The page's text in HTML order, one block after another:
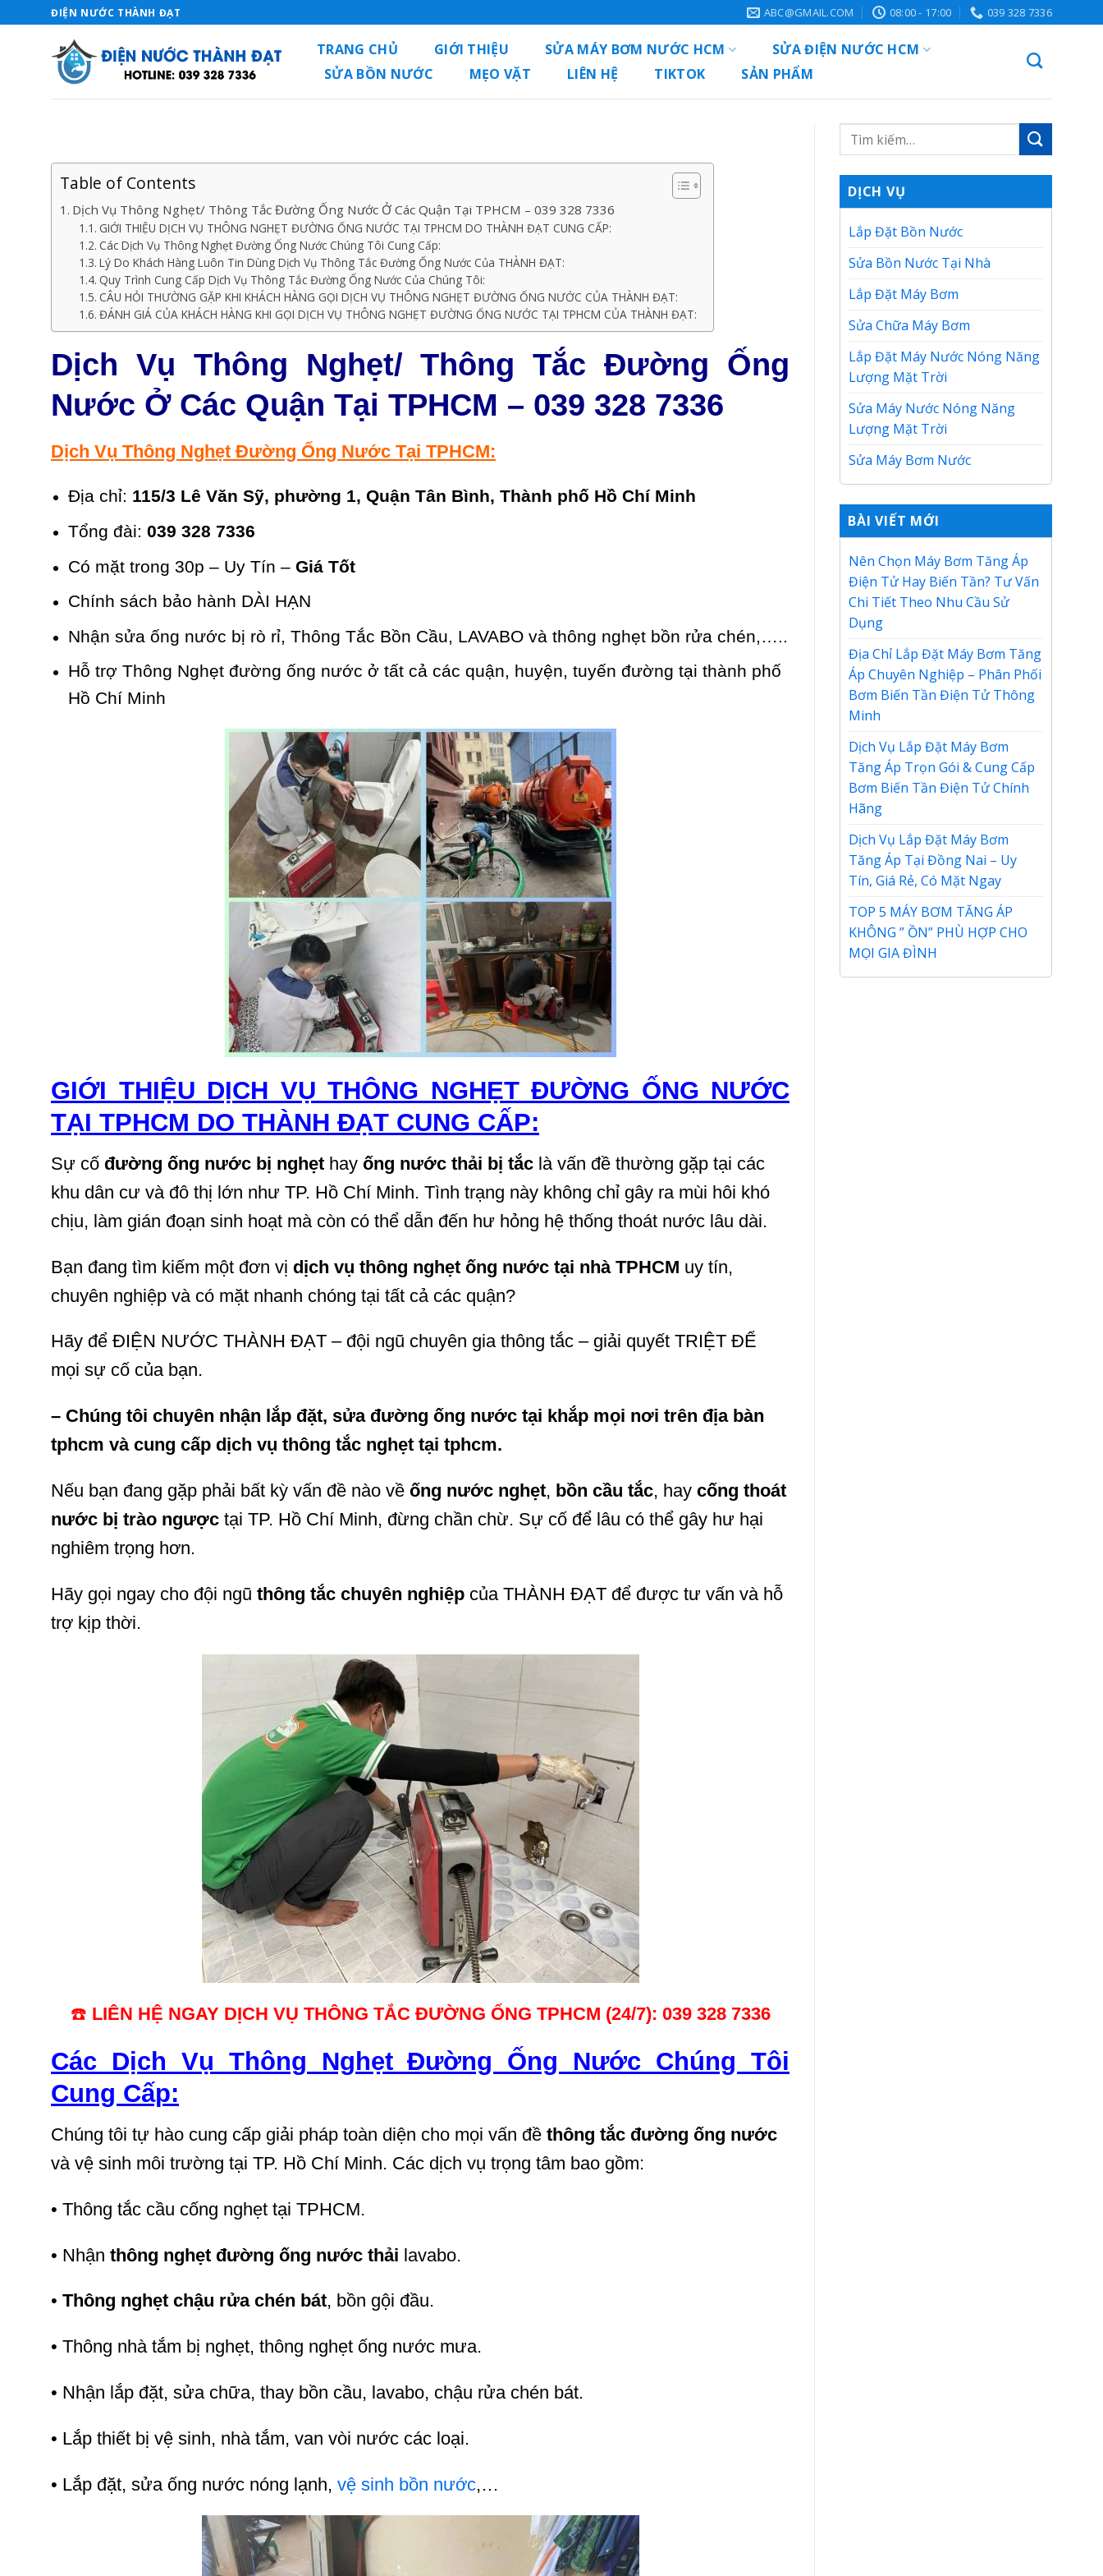
to
ĐIỆN NƯỚC THÀNH ĐẠT ABC@GMAIL.COM 08:00 - 17:00 039 328 7336
TRANG CHỦ GIỚI THIỆU SỬA MÁY BƠM NƯỚC HCM
SỬA ĐIỆN NƯỚC HCM
SỬA BỒN NƯỚC
MẸO VẶT LIÊN HỆ TIKTOK SẢN PHẨM
Table of Contents
Dịch Vụ Thông Nghẹt/ Thông Tắc Đường Ống Nước Ở Các Quận Tại TPHCM – 039 328 7336
GIỚI THIỆU DỊCH VỤ THÔNG NGHẸT ĐƯỜNG ỐNG NƯỚC TẠI TPHCM DO THÀNH ĐẠT CUNG CẤP:
Các Dịch Vụ Thông Nghẹt Đường Ống Nước Chúng Tôi Cung Cấp:
Lý Do Khách Hàng Luôn Tin Dùng Dịch Vụ Thông Tắc Đường Ống Nước Của THÀNH ĐẠT:
Quy Trình Cung Cấp Dịch Vụ Thông Tắc Đường Ống Nước Của Chúng Tôi:
CÂU HỎI THƯỜNG GẶP KHI KHÁCH HÀNG GỌI DỊCH VỤ THÔNG NGHẸT ĐƯỜNG ỐNG NƯỚC CỦA THÀNH ĐẠT:
ĐÁNH GIÁ CỦA KHÁCH HÀNG KHI GỌI DỊCH VỤ THÔNG NGHẸT ĐƯỜNG ỐNG NƯỚC TẠI TPHCM CỦA THÀNH ĐẠT:
Dịch Vụ Thông Nghẹt/ Thông Tắc Đường Ống
Nước Ở Các Quận Tại TPHCM – 039 328 7336
Dịch Vụ Thông Nghẹt Đường Ống Nước Tại TPHCM:
Địa chỉ: 115/3 Lê Văn Sỹ, phường 1, Quận Tân Bình, Thành phố Hồ Chí Minh
Tổng đài: 039 328 7336
Có mặt trong 30p – Uy Tín – Giá Tốt
Chính sách bảo hành DÀI HẠN
Nhận sửa ống nước bị rò rỉ, Thông Tắc Bồn Cầu, LAVABO và thông nghẹt bồn rửa chén,…..
Hỗ trợ Thông Nghẹt đường ống nước ở tất cả các quận, huyện, tuyến đường tại thành phố
Hồ Chí Minh
GIỚI THIỆU DỊCH VỤ THÔNG NGHẸT ĐƯỜNG ỐNG NƯỚC
TẠI TPHCM DO THÀNH ĐẠT CUNG CẤP:
Sự cố đường ống nước bị nghẹt hay ống nước thải bị tắc là vấn đề thường gặp tại các
khu dân cư và đô thị lớn như TP. Hồ Chí Minh. Tình trạng này không chỉ gây ra mùi hôi khó
chịu, làm gián đoạn sinh hoạt mà còn có thể dẫn đến hư hỏng hệ thống thoát nước lâu dài.
Bạn đang tìm kiếm một đơn vị dịch vụ thông nghẹt ống nước tại nhà TPHCM uy tín,
chuyên nghiệp và có mặt nhanh chóng tại tất cả các quận?
Hãy để ĐIỆN NƯỚC THÀNH ĐẠT – đội ngũ chuyên gia thông tắc – giải quyết TRIỆT ĐỂ
mọi sự cố của bạn.
– Chúng tôi chuyên nhận lắp đặt, sửa đường ống nước tại khắp mọi nơi trên địa bàn
tphcm và cung cấp dịch vụ thông tắc nghẹt tại tphcm.
Nếu bạn đang gặp phải bất kỳ vấn đề nào về ống nước nghẹt, bồn cầu tắc, hay cống thoát
nước bị trào ngược tại TP. Hồ Chí Minh, đừng chần chừ. Sự cố để lâu có thể gây hư hại
nghiêm trọng hơn.
Hãy gọi ngay cho đội ngũ thông tắc chuyên nghiệp của THÀNH ĐẠT để được tư vấn và hỗ
trợ kịp thời.
☎️ LIÊN HỆ NGAY DỊCH VỤ THÔNG TẮC ĐƯỜNG ỐNG TPHCM (24/7): 039 328 7336
Các Dịch Vụ Thông Nghẹt Đường Ống Nước Chúng Tôi
Cung Cấp:
Chúng tôi tự hào cung cấp giải pháp toàn diện cho mọi vấn đề thông tắc đường ống nước
và vệ sinh môi trường tại TP. Hồ Chí Minh. Các dịch vụ trọng tâm bao gồm:
• Thông tắc cầu cống nghẹt tại TPHCM.
• Nhận thông nghẹt đường ống nước thải lavabo.
• Thông nghẹt chậu rửa chén bát, bồn gội đầu.
• Thông nhà tắm bị nghẹt, thông nghẹt ống nước mưa.
• Nhận lắp đặt, sửa chữa, thay bồn cầu, lavabo, chậu rửa chén bát.
• Lắp thiết bị vệ sinh, nhà tắm, van vòi nước các loại.
• Lắp đặt, sửa ống nước nóng lạnh, vệ sinh bồn nước,…
DỊCH VỤ
Lắp Đặt Bồn Nước
Sửa Bồn Nước Tại Nhà
Lắp Đặt Máy Bơm
Sửa Chữa Máy Bơm
Lắp Đặt Máy Nước Nóng Năng
Lượng Mặt Trời
Sửa Máy Nước Nóng Năng
Lượng Mặt Trời
Sửa Máy Bơm Nước
BÀI VIẾT MỚI
Nên Chọn Máy Bơm Tăng Áp
Điện Tử Hay Biến Tần? Tư Vấn
Chi Tiết Theo Nhu Cầu Sử
Dụng
Địa Chỉ Lắp Đặt Máy Bơm Tăng
Áp Chuyên Nghiệp – Phân Phối
Bơm Biến Tần Điện Tử Thông
Minh
Dịch Vụ Lắp Đặt Máy Bơm
Tăng Áp Trọn Gói & Cung Cấp
Bơm Biến Tần Điện Tử Chính
Hãng
Dịch Vụ Lắp Đặt Máy Bơm
Tăng Áp Tại Đồng Nai – Uy
Tín, Giá Rẻ, Có Mặt Ngay
TOP 5 MÁY BƠM TĂNG ÁP
KHÔNG ” ỒN” PHÙ HỢP CHO
MỌI GIA ĐÌNH